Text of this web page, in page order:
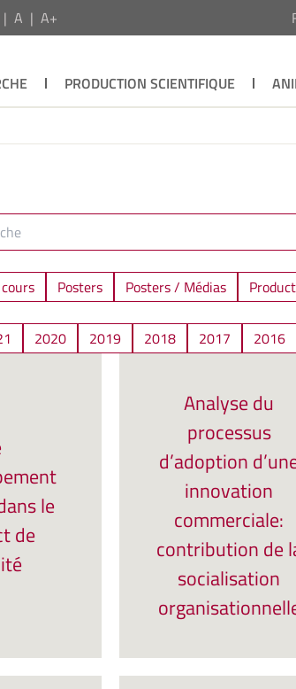
A A+
PRODUCTION SCIENTIFIQUE
Posters Posters / Médias
2020 2019 2018 2017 2016
le
de
Analyse du
processus
d’adoption
innovation
commerciale:
contribution de
socialisation